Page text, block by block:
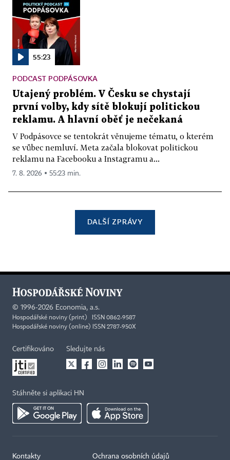
55:23
PODCAST PODPÁSOVKA
Utajený problém. V Česku se chystají
první volby, kdy sítě blokují politickou
reklamu. A hlavní oběť je nečekaná
V Podpásovce se tentokrát věnujeme tématu, o kterém
se vůbec nemluví. Meta začala blokovat politickou
reklamu na Facebooku a Instagramu a...
7. 8. 2026 ▪ 55:23 min.
DALŠÍ ZPRÁVY
© 1996-2026 Economia, a.s.
Hospodářské noviny (print) ISSN 0862-9587
Hospodářské noviny (online) ISSN 2787-950X
Certifikováno Sledujte nás
Stáhněte si aplikaci HN
Kontakty Ochrana osobních údajů